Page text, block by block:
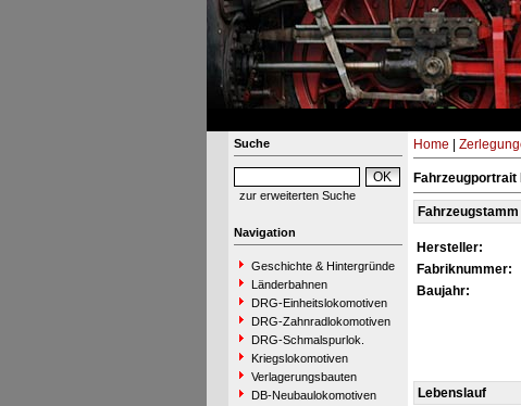
Suche
zur erweiterten Suche
Navigation
Geschichte & Hintergründe
Länderbahnen
DRG-Einheitslokomotiven
DRG-Zahnradlokomotiven
DRG-Schmalspurlok.
Kriegslokomotiven
Verlagerungsbauten
DB-Neubaulokomotiven
Home
Fahrzeugportrait
Fahrzeugstamm
Hersteller:
Fabriknummer:
Baujahr:
Lebenslauf